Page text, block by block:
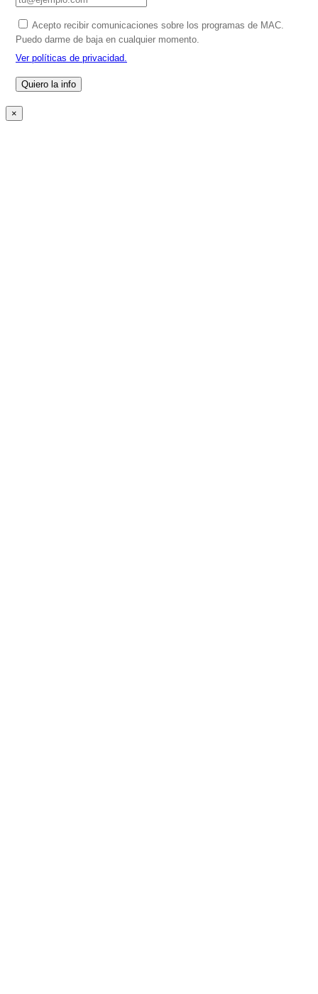
Acepto recibir comunicaciones sobre los programas de MAC.
Puedo darme de baja en cualquier momento.
Ver políticas de privacidad.
×